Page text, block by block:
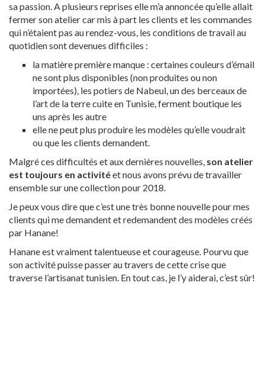
sa passion. A plusieurs reprises elle m’a annoncée qu’elle allait
fermer son atelier car mis à part les clients et les commandes
qui n’étaient pas au rendez-vous, les conditions de travail au
quotidien sont devenues difficiles :
la matière première manque : certaines couleurs d’émail
ne sont plus disponibles (non produites ou non
importées), les potiers de Nabeul, un des berceaux de
l’art de la terre cuite en Tunisie, ferment boutique les
uns après les autre
elle ne peut plus produire les modèles qu’elle voudrait
ou que les clients demandent.
Malgré ces difficultés et aux dernières nouvelles, son atelier
est toujours en activitéet nous avons prévu de travailler
ensemble sur une collection pour 2018.
Je peux vous dire que c’est une très bonne nouvelle pour mes
clients qui me demandent et redemandent des modèles créés
par Hanane!
Hanane est vraiment talentueuse et courageuse. Pourvu que
son activité puisse passer au travers de cette crise que
traverse l’artisanat tunisien. En tout cas, je l’y aiderai, c’est sûr!